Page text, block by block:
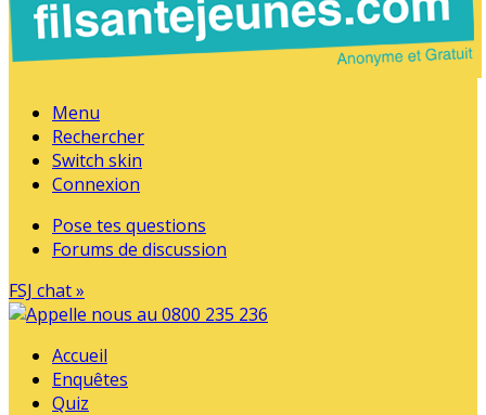
Menu
Rechercher
Switch skin
Connexion
Pose tes questions
Forums de discussion
FSJ chat »
Accueil
Enquêtes
Quiz